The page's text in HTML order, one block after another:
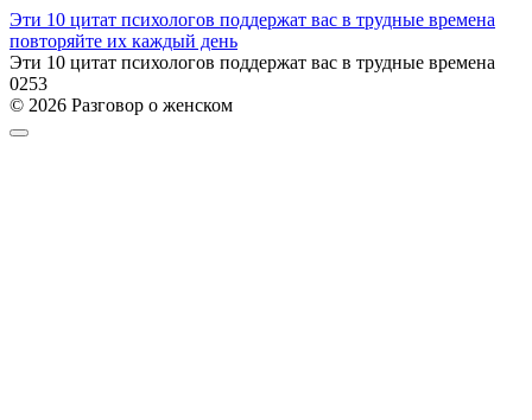
Эти 10 цитат психологов поддержат вас в трудные времена
повторяйте их каждый день
Эти 10 цитат психологов поддержат вас в трудные времена
0253
© 2026 Разговор о женском